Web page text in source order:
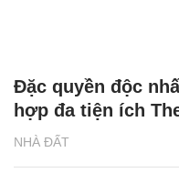
NHÀ ĐẤT
Đặc quyền độc
hợp đa tiện ích